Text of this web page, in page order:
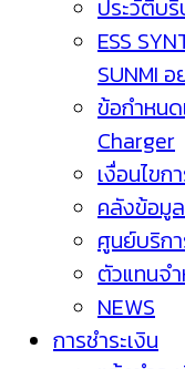
ประวัติบ
ESS
SUNMI อ
ข้อกำหน
Charger
เงื่อนไขก
คลังข้อมู
ศูนย์บริก
ตัวแทนจ
NEWS
การชำระเงิน